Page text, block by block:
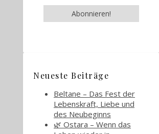
Neueste Beiträge
Beltane – Das Fest der
Lebenskraft, Liebe und
des Neubeginns
🌿 Ostara – Wenn das